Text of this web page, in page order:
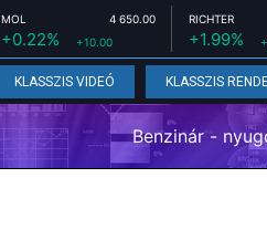
MOL 4 650.00
+0.22% +10.00
RICHTER
+1.99%
KLASSZIS VIDEÓ KLASSZIS
Benzinár -